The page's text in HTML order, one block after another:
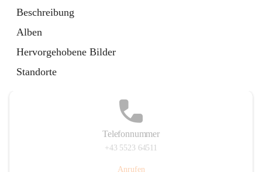
Beschreibung
Alben
Hervorgehobene Bilder
Standorte
Telefonnummer
+43 5523 64511
Anrufen